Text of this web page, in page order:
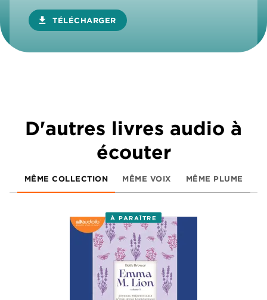
download TÉLÉCHARGER
D'autres livres audio à
écouter
MÊME COLLECTION MÊME VOIX MÊME PLUME
À PARAÎTRE